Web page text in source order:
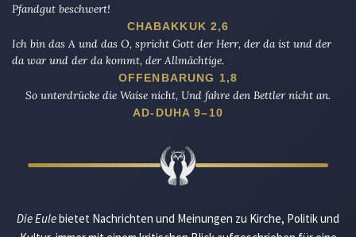
Pfandgut beschwert!
CHABAKKUK 2,6
Ich bin das A und das O, spricht Gott der Herr, der da ist und der
da war und der da kommt, der Allmächtige.
OFFENBARUNG 1,8
So unterdrücke die Waise nicht, Und fahre den Bettler nicht an.
AD-DUHA 9–10
Die Eulebietet Nachrichten und Meinungen zu Kirche, Politik und